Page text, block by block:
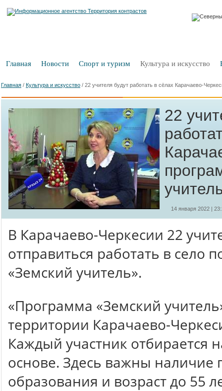
Главная Новости Спорт и туризм Культура и искусство
Главная / Культура и искусство / 22 учителя будут работать в сёлах Карачаево-
22
14 января 2022 |
В Карачаево-Черкесии 22
отправиться работать в село
«Земский учитель».
«Программа «Земский
территории Карачаево-
Каждый участник отбирается
основе. Здесь важны наличие
образования и возраст до 55